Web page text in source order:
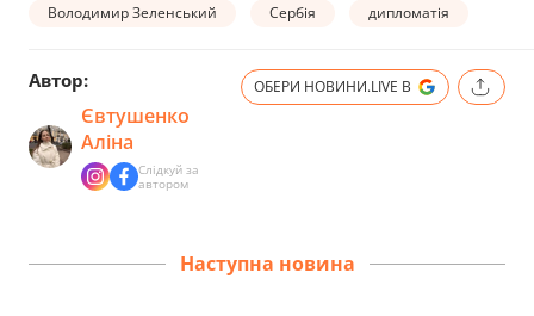
Володимир Зеленський Сербія дипломатія
Автор:
Євтушенко
Аліна
Слідкуй за
автором
ОБЕРИ НОВИНИ.LIVE В
Наступна новина